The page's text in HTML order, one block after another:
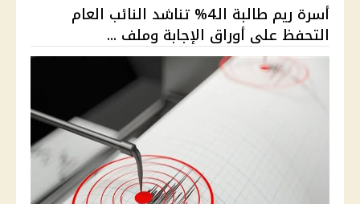
أسرة ريم طالبة الـ4% تناشد النائب العام
التحفظ على أوراق الإجابة وملف ...